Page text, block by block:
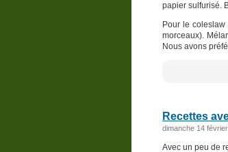
papier sulfurisé.
Pour le
morceaux).
Nous avons
Recettes
dimanche 14
Avec un peu de